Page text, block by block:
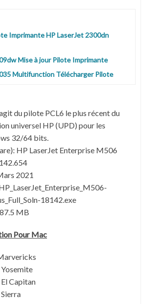
Imprimante HP LaserJet 2300dn
Mise à jour Pilote Imprimante
Multifunction Télécharger Pilote
du pilote PCL6 le plus récent du
universel HP (UPD) pour les
32/64 bits.
HP LaserJet Enterprise M506
2021
18142.exe
87.5 MB
Pour Mac
Capitan